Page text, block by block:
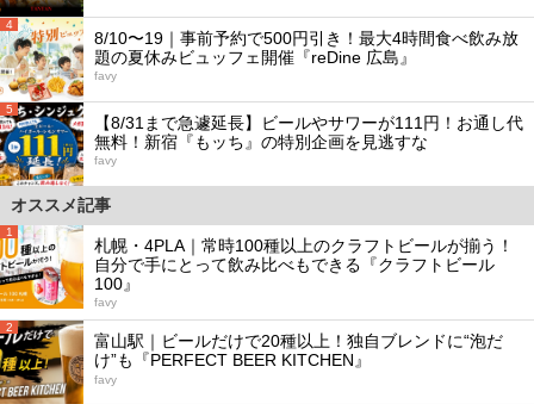
4
8/10〜19｜事前予約で500円引き！最大4時間食べ飲み放
題の夏休みビュッフェ開催『reDine 広島』
favy
5
【8/31まで急遽延長】ビールやサワーが111円！お通し代
無料！新宿『もッち』の特別企画を見逃すな
favy
オススメ記事
1
札幌・4PLA｜常時100種以上のクラフトビールが揃う！
自分で手にとって飲み比べもできる『クラフトビール
100』
favy
2
富山駅｜ビールだけで20種以上！独自ブレンドに“泡だ
け”も『PERFECT BEER KITCHEN』
favy